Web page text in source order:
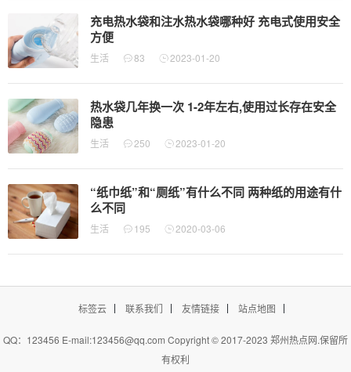
充电热水袋和注水热水袋哪种好 充电式使用安全
方便
生活 83 2023-01-20
热水袋几年换一次 1-2年左右,使用过长存在安全
隐患
生活 250 2023-01-20
“纸巾纸”和“厕纸”有什么不同 两种纸的用途有什
么不同
生活 195 2020-03-06
标签云 联系我们 友情链接 站点地图
QQ：123456 E-mail:123456@qq.com Copyright © 2017-2023 郑州热点网.保留所
有权利